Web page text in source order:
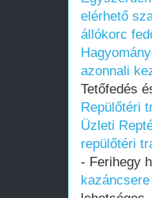
elérhető
állókorc
azonnali
Tetőfedés
Repülőtéri
Üzleti
repülőtéri
- Ferihegy
kazáncsere